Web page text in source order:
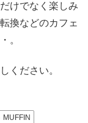
けでなく楽しみ
換などのカフェ
。
ください。
MUFFIN